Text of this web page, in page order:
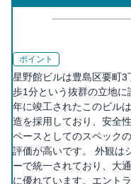
ポイント
星野館ビルは豊島区要町
歩1分という抜群の立地
年に竣工されたこのビル
造を採用しており、安全
ペースとしてのスペック
評価が高いです。 外観は
ーで統一されており、大
に優れています。エント